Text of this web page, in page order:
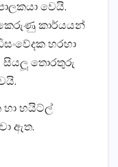
වෙයි.
කාර්යයන්
හරහා
සියලූ තොරතුරු
හා හයිට්ල්
ඇත.